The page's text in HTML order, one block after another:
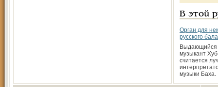
В этой
Орган для
русского
Выдающийся
музыкант
считается
музыки Баха.